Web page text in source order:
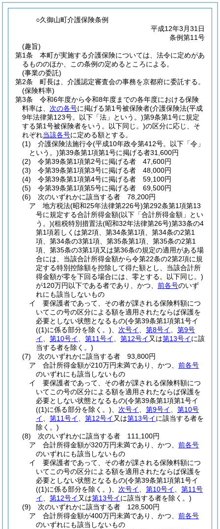
○久御山町介護保険条例
平成12年3月31日
条例第11号
(趣旨)
第1条
本町が実施する介護保険については、法令に定めがあ
るもののほか、この条例の定めるところによる。
(事業の委託)
第2条
町長は、介護認定審査会の事務を京都府に委託する。
(保険料率)
第3条
令和6年度から令和8年度までの各年度における保険
料率は、 次の各号に掲げる第1号被保険者(介護保険法(平成
9年法律第123号。以下「法」という。)第9条第1号に規定
する第1号被保険者をいう。以下同じ。)の区分に応じ、そ
れぞれ当該各号に定める額とする。
(1)
介護保険法施行令(平成10年政令第412号。以下「令」
という。)第39条第1項第1号に掲げる者31,600円
(2)
令第39条第1項第2号に掲げる者 47,600円
(3)
令第39条第1項第3号に掲げる者 48,000円
(4)
令第39条第1項第4号に掲げる者 59,100円
(5)
令第39条第1項第5号に掲げる者 69,500円
(6)
次のいずれかに該当する者 78,200円
ア
地方税法(昭和25年法律第226号)第292条第1項第13
号に規定する合計所得金額(以下「合計所得金額」とい
う。)(租税特別措置法(昭和32年法律第26号)第33条の4
第1項若しくは第2項、第34条第1項、第34条の2第1
項、第34条の3第1項、第35条第1項、第35条の2第1
項、第35条の3第1項又は第36条の規定の適用がある場
合には、当該合計所得金額から令第22条の2第2項に規
定する特別控除額を控除して得た額とし、当該合計所
得金額が零を下回る場合には、零とする。以下同じ。)
が120万円以下である者であり、かつ、 前各号のいず
れにも該当しないもの
イ
要保護者であって、その者が課される保険料額につ
いてこの号の区分による額を適用されたならば保護を
必要としない状態となるもの(令第39条第1項第1号イ
((1)に係る部分を除く。) 次号イ 第8号イ
第9号
イ
第10号イ 第11号イ 第12号イ 又は第13号イに該
当する者を除く。)
(7)
次のいずれかに該当する者 93,800円
ア
合計所得金額が210万円未満であり、かつ、 前各号
のいずれにも該当しないもの
イ
要保護者であって、その者が課される保険料額につ
いてこの号の区分による額を適用されたならば保護を
必要としない状態となるもの(令第39条第1項第1号イ
((1)に係る部分を除く。) 次号イ 第9号イ
第10号
イ
第11号イ 第12号イ 又は第13号イに該当する者を
除く。)
(8)
次のいずれかに該当する者 111,100円
ア
合計所得金額が320万円未満であり、かつ、 前各号
のいずれにも該当しないもの
イ
要保護者であって、その者が課される保険料額につ
いてこの号の区分による額を適用されたならば保護を
必要としない状態となるもの(令第39条第1項第1号イ
((1)に係る部分を除く。) 次号イ 第10号イ
第11号
イ
第12号イ 又は第13号イに該当する者を除く。)
(9)
次のいずれかに該当する者 128,500円
ア
合計所得金額が400万円未満であり、かつ、 前各号
のいずれにも該当しないもの